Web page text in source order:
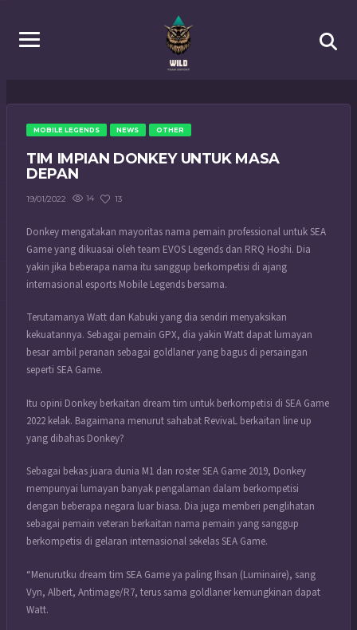
MOBILE LEGENDS NEWS OTHER
TIM IMPIAN DONKEY UNTUK MASA
DEPAN
19/01/2022 14 13
Donkey mengatakan mayoritas nama pemain professional untuk SEA
Game yang dikuasai oleh team EVOS Legends dan RRQ Hoshi. Dia
yakin jika beberapa nama itu sanggup berkompetisi di ajang
internasional esports Mobile Legends bersama.
Terutamanya Watt dan Kabuki yang dia sendiri menyaksikan
kekuatannya. Sebagai pemain GPX, dia yakin Watt dapat lumayan
besar ambil peranan sebagai goldlaner yang bagus di persaingan
seperti SEA Game.
Itu opini Donkey berkaitan dream tim untuk berkompetisi di SEA Game
2022 kelak. Bagaimana menurut sahabat RevivaL berkaitan line up
yang dibahas Donkey?
Sebagai bekas juara dunia M1 dan roster SEA Game 2019, Donkey
mempunyai lumayan banyak pengalaman dalam berkompetisi
dengan beberapa negara luar biasa. Dia juga memberi penglihatan
sebagai pemain veteran berkaitan nama pemain yang sanggup
berkompetisi di gelaran internasional sekelas SEA Game.
“Menurutku dream tim SEA Game ya paling Ihsan (Luminaire), sang
Vyn, Albert, Antimage/R7, terus sama goldlaner kemungkinan dapat
Watt.